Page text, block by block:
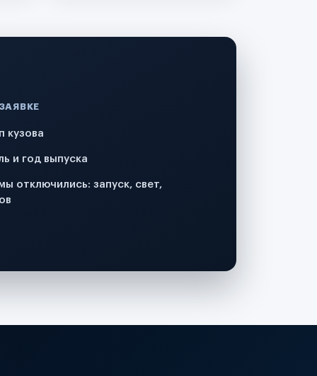
кузова
и год выпуска
отключились: запуск, свет,